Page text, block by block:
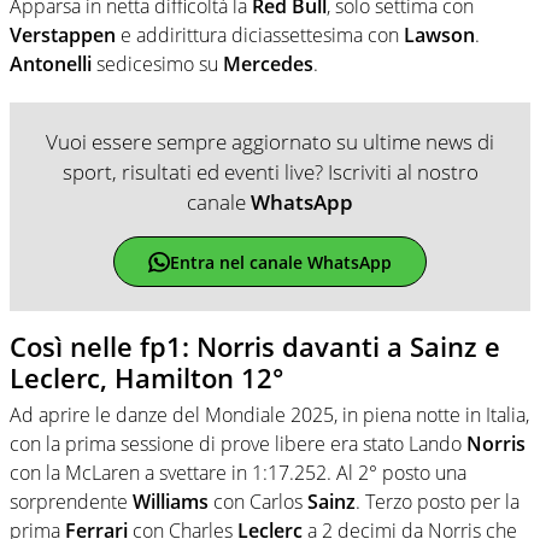
Apparsa in netta difficoltà la Red Bull, solo settima con
Verstappen e addirittura diciassettesima con Lawson.
Antonellisedicesimo su Mercedes.
Vuoi essere sempre aggiornato su ultime news di
sport, risultati ed eventi live? Iscriviti al nostro
canaleWhatsApp
Entra nel canale WhatsApp
Così nelle fp1: Norris davanti a Sainz e
Leclerc, Hamilton 12°
Ad aprire le danze del Mondiale 2025, in piena notte in Italia,
con la prima sessione di prove libere era stato Lando Norris
con la McLaren a svettare in 1:17.252. Al 2° posto una
sorprendente Williams con CarlosSainz. Terzo posto per la
prima Ferrari con Charles Leclerca 2 decimi da Norris che